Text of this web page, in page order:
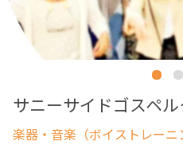
サニーサイドゴスペ
楽器・音楽（ボイストレーニ